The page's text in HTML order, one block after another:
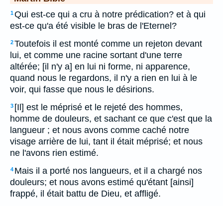
1Qui est-ce qui a cru à notre prédication? et à qui
est-ce qu'a été visible le bras de l'Eternel?
2Toutefois il est monté comme un rejeton devant
lui, et comme une racine sortant d'une terre
altérée; [il n'y a] en lui ni forme, ni apparence,
quand nous le regardons, il n'y a rien en lui à le
voir, qui fasse que nous le désirions.
3 [Il] est le méprisé et le rejeté des hommes,
homme de douleurs, et sachant ce que c'est que la
langueur ; et nous avons comme caché notre
visage arrière de lui, tant il était méprisé; et nous
ne l'avons rien estimé.
4 Mais il a porté nos langueurs, et il a chargé nos
douleurs; et nous avons estimé qu'étant [ainsi]
frappé, il était battu de Dieu, et affligé.